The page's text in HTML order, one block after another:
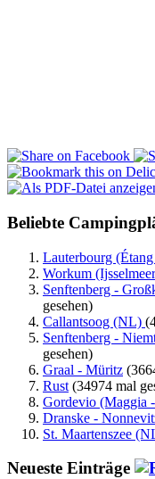
Beliebte
Lauterbourg
Workum
Senftenberg -
gesehen)
Callantsoog (NL)
Senftenberg -
gesehen)
Graal - Müritz
Rust (34974 mal
Gordevio (Maggia
Dranske -
St. Maartenszee
Neueste Einträge